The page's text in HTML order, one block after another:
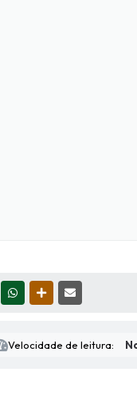
WHATSAPPOUTRAS MÍDIAS
Velocidade de leitura: